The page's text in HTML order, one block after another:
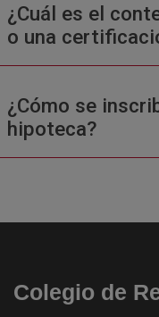
¿Cuál es el
o una
¿Cómo se
hipoteca?
Colegio de